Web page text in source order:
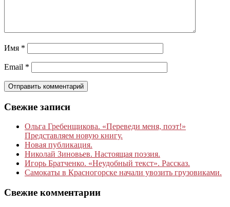
Имя *
Email *
Свежие записи
Ольга Гребенщикова. «Переведи меня, поэт!»
Представляем новую книгу.
Новая публикация.
Николай Зиновьев. Настоящая поэзия.
Игорь Братченко. «Неудобный текст». Рассказ.
Самокаты в Красногорске начали увозить грузовиками.
Свежие комментарии